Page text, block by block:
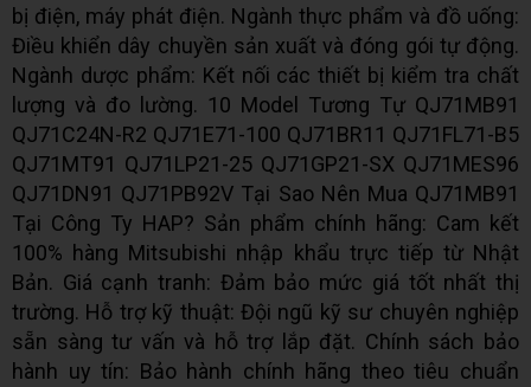
bị điện, máy phát điện. Ngành thực phẩm và đồ uống:
Điều khiển dây chuyền sản xuất và đóng gói tự động.
Ngành dược phẩm: Kết nối các thiết bị kiểm tra chất
lượng và đo lường. 10 Model Tương Tự QJ71MB91
QJ71C24N-R2 QJ71E71-100 QJ71BR11 QJ71FL71-B5
QJ71MT91 QJ71LP21-25 QJ71GP21-SX QJ71MES96
QJ71DN91 QJ71PB92V Tại Sao Nên Mua QJ71MB91
Tại Công Ty HAP? Sản phẩm chính hãng: Cam kết
100% hàng Mitsubishi nhập khẩu trực tiếp từ Nhật
Bản. Giá cạnh tranh: Đảm bảo mức giá tốt nhất thị
trường. Hỗ trợ kỹ thuật: Đội ngũ kỹ sư chuyên nghiệp
sẵn sàng tư vấn và hỗ trợ lắp đặt. Chính sách bảo
hành uy tín: Bảo hành chính hãng theo tiêu chuẩn